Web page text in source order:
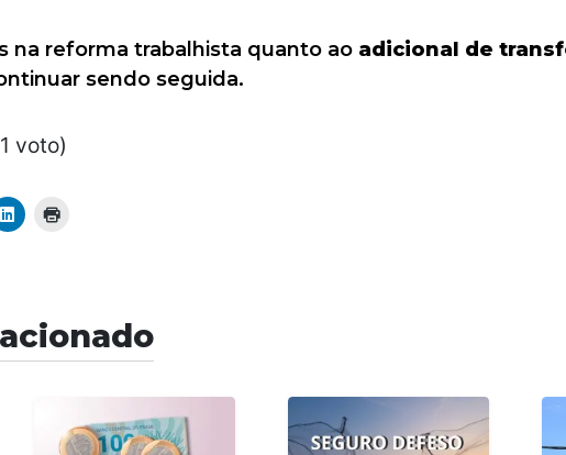
na reforma trabalhista quanto ao adicional de
sendo seguida.
voto)